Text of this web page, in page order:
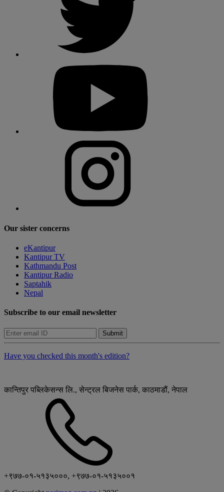
Our sister concerns
eKantipur
Kantipur TV
Kathmandu Post
Kantipur Radio
Saptahik
Nepal
Subscribe to our email newsletter
Submit
Have you checked this month's edition?
कान्तिपुर पब्लिकेसन्स लि., सेन्ट्रल बिजनेस पार्क, काठमाडौं, नेपाल
+९७७-०१-५१३५०००, +९७७-०१-५१३५००१